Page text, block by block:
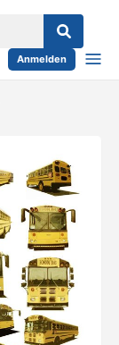
Anmelden